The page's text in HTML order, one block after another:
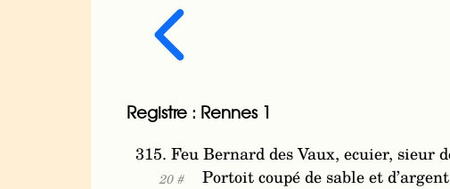
Registre : Rennes 1
315. Feu Bernard des Vaux, ecuier,
20 #
Portoit coupé de sable et